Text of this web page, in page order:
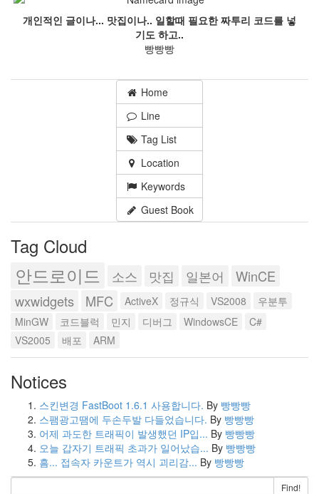
개인적인 글이나... 맛집이나.. 일할때 필요한 짜투리 코드를 넣
기도 하고..
빵빵빵
Home
Line
Tag List
Location
Keywords
Guest Book
Tag Cloud
안드로이드 소스 맛집 일본어
WinCE
wxwidgets
MFC ActiveX 정규식 VS2008
우분투
MinGW
코드블럭 민지 디버그 WindowsCE
C#
VS2005
배포 ARM
Notices
스킨변경 FastBoot 1.6.1 사용합니다. By 빵빵빵
스팸광고땜에 두손두발 다들었습니다. By 빵빵빵
어제 과도한 트래픽이 발생했던 IP입... By 빵빵빵
오늘 갑자기 트래픽 초과가 일어났습... By 빵빵빵
흠... 접속자 카운트가 역시 괴리감... By 빵빵빵
Find!